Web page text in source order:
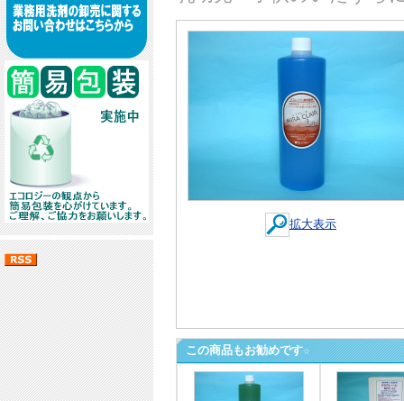
拡大表示
この商品もお勧めです☆